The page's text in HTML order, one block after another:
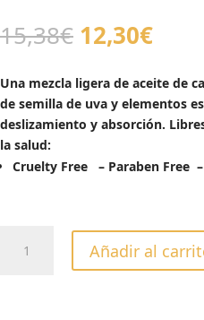
15,38€ El
precio
original
era:
15,38€.
12,30€El
es:
Una mezcla ligera de aceite de
de semilla de uva y elementos
deslizamiento y absorción.
la salud:
Cruelty Free
– Paraben Free –
Añadir al